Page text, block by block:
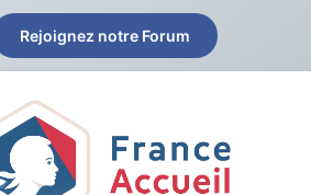
Rejoignez notre Forum